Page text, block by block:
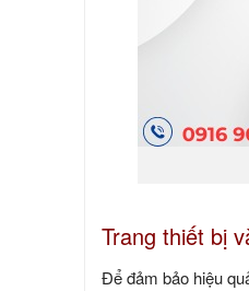
Trang thiết bị
Để đảm bảo hiệu